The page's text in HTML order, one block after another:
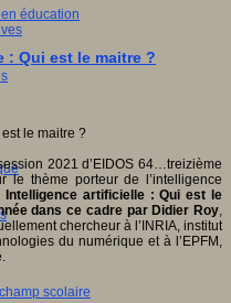
éducation
scolaire
: Qui est le maitre ?
2021 d’EIDOS 64…treizième
thème porteur de l’intelligence
Intelligence artificielle : Qui est le
dans ce cadre par Didier Roy,
chercheur à l’INRIA, institut
du numérique et à l’EPFM,